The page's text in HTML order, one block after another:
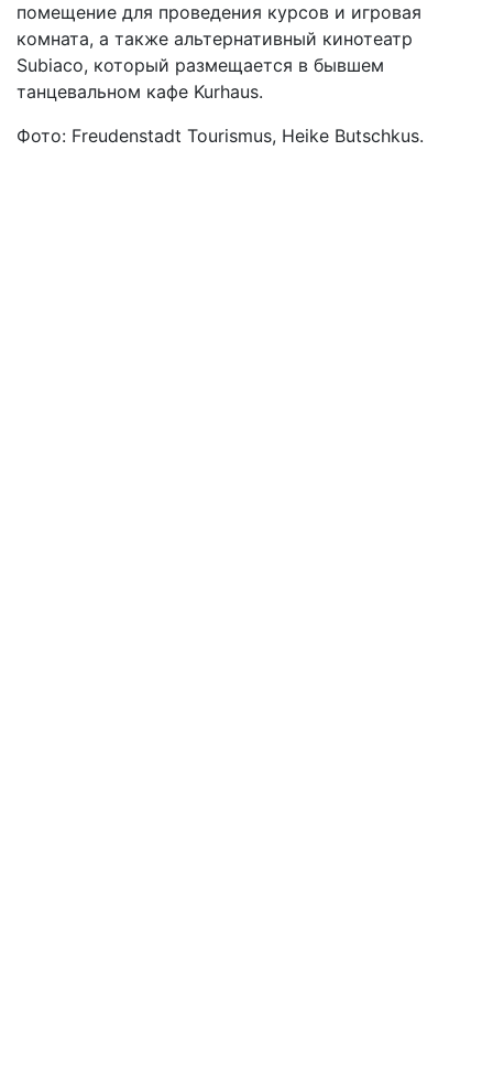
помещение для проведения курсов и игровая
комната, а также альтернативный кинотеатр
Subiaco, который размещается в бывшем
танцевальном кафе Kurhaus.
Фото: Freudenstadt Tourismus, Heike Butschkus.